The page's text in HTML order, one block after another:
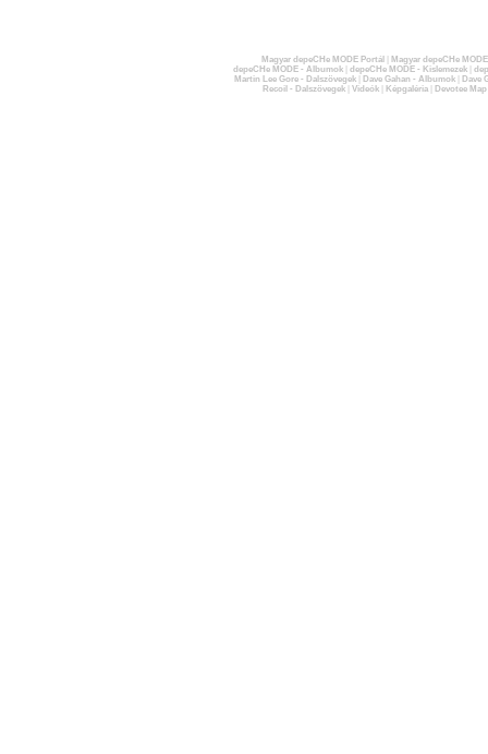
Magyar depeCHe MODE Portál
Magyar depeCHe
depeCHe MODE - Albumok| depeCHe MODE - Kislemezek|
Martin Lee Gore - Dalszövegek| Dave Gahan - Albumok|
Dave
Recoil - Dalszövegek| Videók| Képgaléria| Devotee Map